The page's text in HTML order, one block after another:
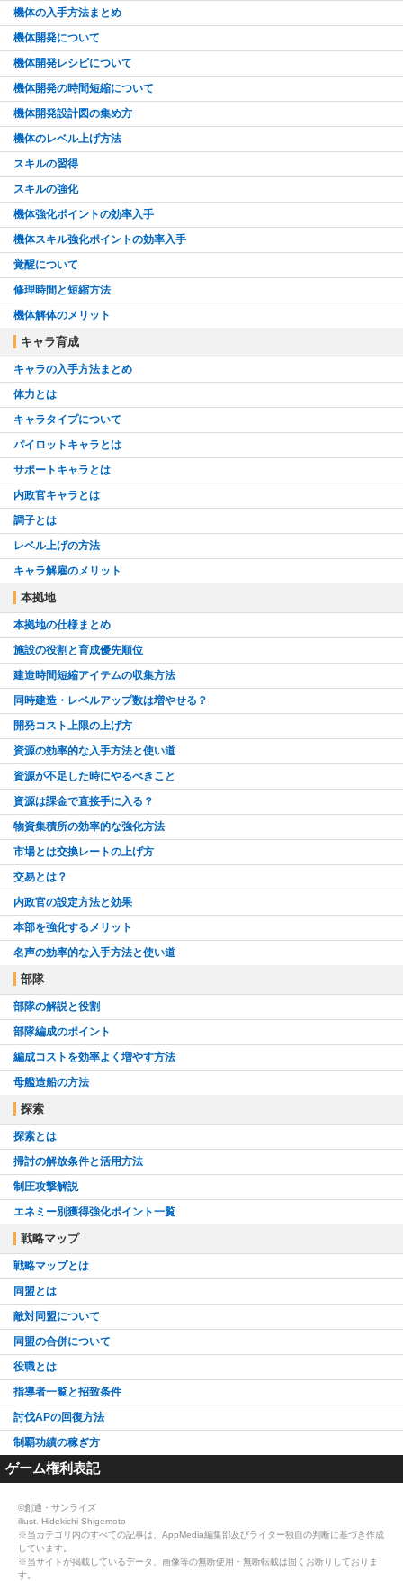
機体の入手方法まとめ
機体開発について
機体開発レシピについて
機体開発の時間短縮について
機体開発設計図の集め方
機体のレベル上げ方法
スキルの習得
スキルの強化
機体強化ポイントの効率入手
機体スキル強化ポイントの効率入手
覚醒について
修理時間と短縮方法
機体解体のメリット
キャラ育成
キャラの入手方法まとめ
体力とは
キャラタイプについて
パイロットキャラとは
サポートキャラとは
内政官キャラとは
調子とは
レベル上げの方法
キャラ解雇のメリット
本拠地
本拠地の仕様まとめ
施設の役割と育成優先順位
建造時間短縮アイテムの収集方法
同時建造・レベルアップ数は増やせる？
開発コスト上限の上げ方
資源の効率的な入手方法と使い道
資源が不足した時にやるべきこと
資源は課金で直接手に入る？
物資集積所の効率的な強化方法
市場とは交換レートの上げ方
交易とは？
内政官の設定方法と効果
本部を強化するメリット
名声の効率的な入手方法と使い道
部隊
部隊の解説と役割
部隊編成のポイント
編成コストを効率よく増やす方法
母艦造船の方法
探索
探索とは
掃討の解放条件と活用方法
制圧攻撃解説
エネミー別獲得強化ポイント一覧
戦略マップ
戦略マップとは
同盟とは
敵対同盟について
同盟の合併について
役職とは
指導者一覧と招致条件
討伐APの回復方法
制覇功績の稼ぎ方
ゲーム権利表記
©創通・サンライズ
illust. Hidekichi Shigemoto
※当カテゴリ内のすべての記事は、AppMedia編集部及びライター独自の判断に基づき作成
しています。
※当サイトが掲載しているデータ、画像等の無断使用・無断転載は固くお断りしておりま
す。